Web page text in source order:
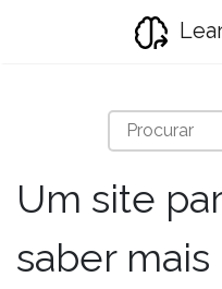
Um site
saber mais